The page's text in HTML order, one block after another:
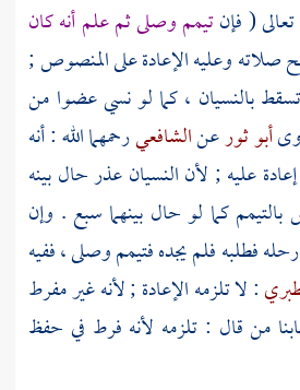
( فإنتيمم وصلى ثم علم أنه كان
صلاته وعليه الإعادة على المنصوص ;
بالنسيان ، كما لو نسي عضوا من
أبو ثورعنالشافعيرحمهما الله : أنه
عليه ; لأن النسيان عذر حال بينه
كما لو حال بينهما سبع . وإن
فطلبه فلم يجده فتيمم وصلى ، ففيه
: لا تلزمه الإعادة ; لأنه غير مفرط
من قال : تلزمه لأنه فرط في حفظ